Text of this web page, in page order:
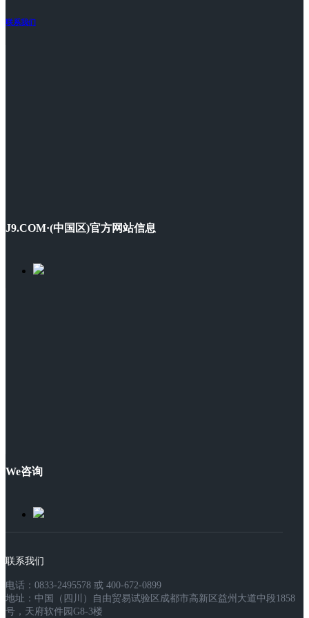
联系我们
J9.COM·(中国区)官方网站信息
We咨询
联系我们
电话：0833-2495578 或 400-672-0899
地址：中国（四川）自由贸易试验区成都市高新区益州大道中段1858
号，天府软件园G8-3楼